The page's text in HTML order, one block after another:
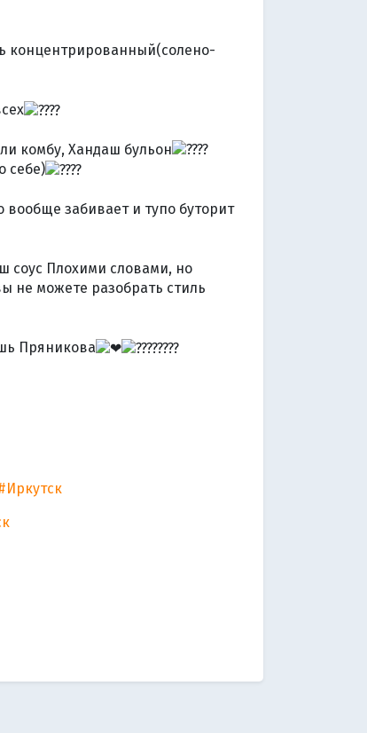
концентрированный(солено-
комбу, Хандаш бульон
себе)
вообще забивает и тупо буторит
соус Плохими словами, но
не можете разобрать стиль
Пряникова